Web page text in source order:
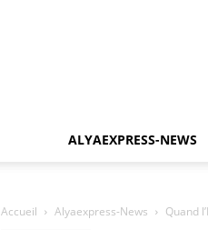
ALYAEXPRESS-NEWS
Accueil Alyaexpress-News Quand